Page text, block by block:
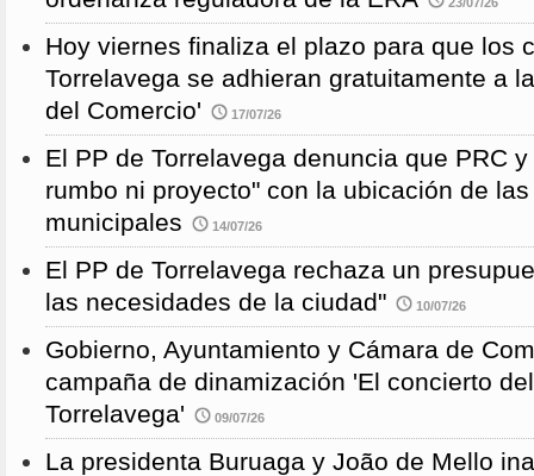
Hoy viernes finaliza el plazo para que los
Torrelavega se adhieran gratuitamente a
del Comercio'
17/07/26
El PP de Torrelavega denuncia que PRC
rumbo ni proyecto" con la ubicación de
municipales
14/07/26
El PP de Torrelavega rechaza un
las necesidades de la ciudad"
10/07/26
Gobierno, Ayuntamiento y Cámara de
campaña de dinamización 'El concierto
Torrelavega'
09/07/26
La presidenta Buruaga y João de Mello